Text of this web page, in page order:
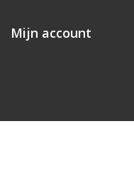
Mijn account